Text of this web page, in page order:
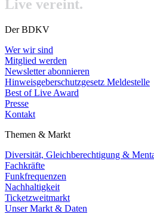
Live vereint.
Der BDKV
Wer wir sind
Mitglied werden
Newsletter abonnieren
Hinweisgeberschutzgesetz Meldestelle
Best of Live Award
Presse
Kontakt
Themen & Markt
Diversität, Gleichberechtigung &
Fachkräfte
Funkfrequenzen
Nachhaltigkeit
Ticketzweitmarkt
Unser Markt & Daten